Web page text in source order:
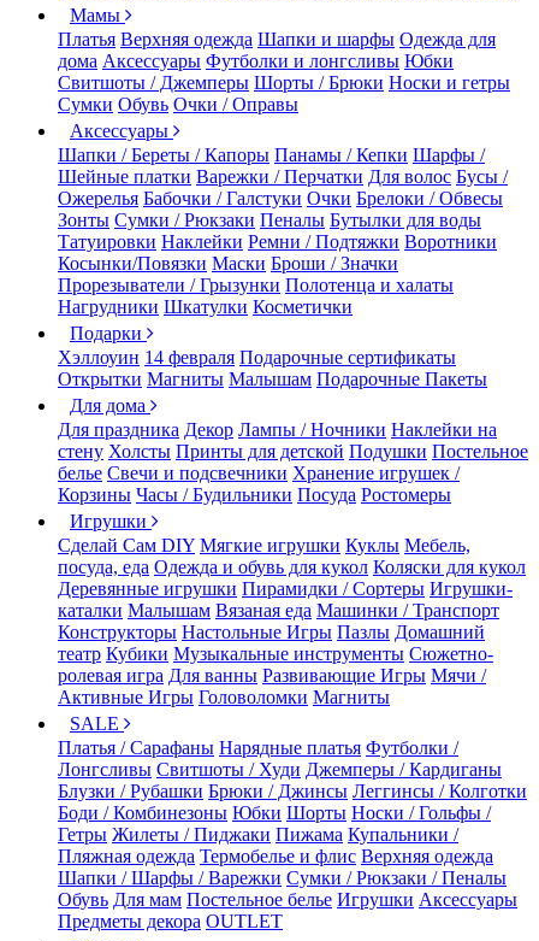
Мамы
Платья Верхняя одежда Шапки и шарфы Одежда для
дома Аксессуары Футболки и лонгсливы Юбки
Свитшоты / Джемперы Шорты / Брюки Носки и гетры
Сумки Обувь Очки / Оправы
Аксессуары
Шапки / Береты / Капоры Панамы / Кепки Шарфы /
Шейные платки Варежки / Перчатки Для волос Бусы /
Ожерелья Бабочки / Галстуки Очки Брелоки / Обвесы
Зонты Сумки / Рюкзаки Пеналы Бутылки для воды
Татуировки Наклейки Ремни / Подтяжки Воротники
Косынки/Повязки Маски Броши / Значки
Прорезыватели / Грызунки Полотенца и халаты
Нагрудники Шкатулки Косметички
Подарки
Хэллоуин 14 февраля Подарочные сертификаты
Открытки Магниты Малышам Подарочные Пакеты
Для дома
Для праздника Декор Лампы / Ночники Наклейки на
стену Холсты Принты для детской Подушки Постельное
белье Свечи и подсвечники Хранение игрушек /
Корзины Часы / Будильники Посуда Ростомеры
Игрушки
Сделай Сам DIY Мягкие игрушки Куклы Мебель,
посуда, еда Одежда и обувь для кукол Коляски для кукол
Деревянные игрушки Пирамидки / Сортеры Игрушки-
каталки Малышам Вязаная еда Машинки / Транспорт
Конструкторы Настольные Игры Пазлы Домашний
театр Кубики Музыкальные инструменты Сюжетно-
ролевая игра Для ванны Развивающие Игры Мячи /
Активные Игры Головоломки Магниты
SALE
Платья / Сарафаны Нарядные платья Футболки /
Лонгсливы Свитшоты / Худи Джемперы / Кардиганы
Блузки / Рубашки Брюки / Джинсы Леггинсы / Колготки
Боди / Комбинезоны Юбки Шорты Носки / Гольфы /
Гетры Жилеты / Пиджаки Пижама Купальники /
Пляжная одежда Термобелье и флис Верхняя одежда
Шапки / Шарфы / Варежки Сумки / Рюкзаки / Пеналы
Обувь Для мам Постельное белье Игрушки Аксессуары
Предметы декора OUTLET